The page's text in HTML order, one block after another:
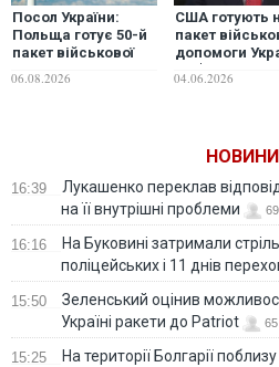
Посол України:
Польща готує 50-й
пакет військової
06.08.2026
США готують
пакет
допомоги
на $400 млн, -
04.06.2026
НОВИНИ
16:39
Лукашенко переклав
на її внутрішні проблеми
69
16:16
На Буковині затримали
поліцейських і 11 днів
15:50
Зеленський оцінив
Україні ракети до Patriot
65
15:25
На території Болгарії